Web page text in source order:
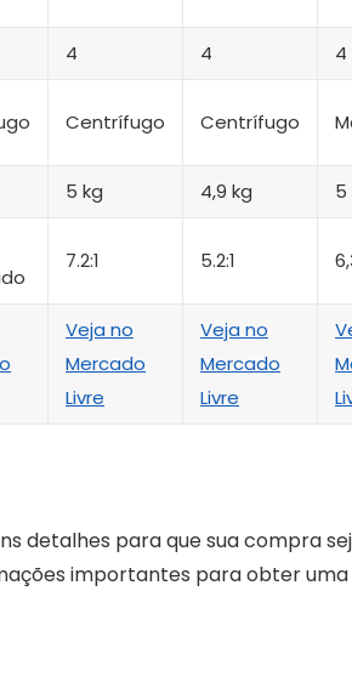
4 4 4
Centrífugo Centrífugo
5 kg 4,9 kg 5
7.2:1 5.2:1
Veja no
Mercado
Livre
Veja no
Mercado
Livre
detalhes para que sua compra
importantes para obter uma